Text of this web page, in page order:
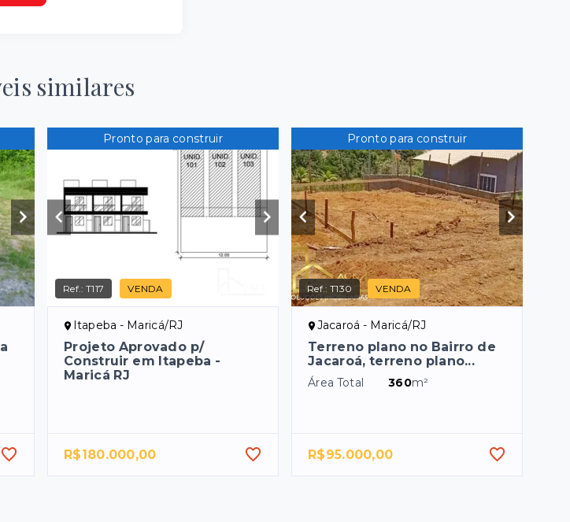
similares
Pronto para construir
Ref.:T117 VENDA
Itapeba - Maricá/RJ
Projeto Aprovado p/
Construir em Itapeba -
Maricá RJ
R$180.000,00
Pronto para construir
Ref.:T130 VENDA
Jacaroá - Maricá/RJ
Terreno plano no Bairro de
Jacaroá, terreno plano...
Área Total 360m²
R$95.000,00